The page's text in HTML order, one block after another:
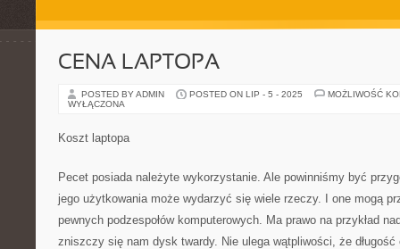
CENA LAPTOPA
POSTED BY ADMIN POSTED ON LIP - 5 - 2025
MOŻLIWOŚĆ
WYŁĄCZONA
Koszt laptopa
Pecet posiada należyte wykorzystanie. Ale powinniśmy być
jego użytkowania może wydarzyć się wiele rzeczy. I one mogą
pewnych podzespołów komputerowych. Ma prawo na przykład
zniszczy się nam dysk twardy. Nie ulega wątpliwości, że